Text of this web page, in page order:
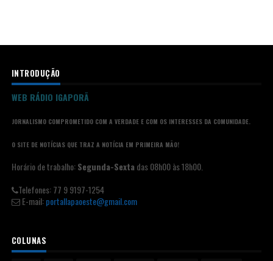
INTRODUÇÃO
WEB RÁDIO IGAPORÃ
JORNALISMO COMPROMETIDO COM A VERDADE E COM OS INTERESSES DA COMUNIDADE.
O SITE DE NOTÍCIAS QUE TRAZ A NOTÍCIA EM PRIMEIRA MÃO!
Horário de trabalho:Segunda-Sexta das 08h00 às 18h00.
Telefones: 77 9 9197-1254
E-mail:portallapaoeste@gmail.com
COLUNAS